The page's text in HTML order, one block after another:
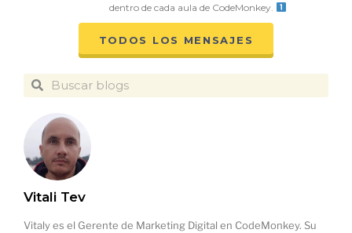
TODOS LOS MENSAJES
Vitali Tev
Vitaly es el Gerente de Marketing Digital en CodeMonkey. Su
dentro de cada aula de CodeMonkey.